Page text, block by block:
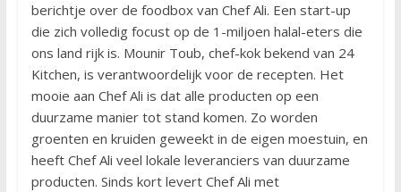
berichtje over de foodbox van Chef Ali. Een start-up
die zich volledig focust op de 1-miljoen halal-eters die
ons land rijk is. Mounir Toub, chef-kok bekend van 24
Kitchen, is verantwoordelijk voor de recepten. Het
mooie aan Chef Ali is dat alle producten op een
duurzame manier tot stand komen. Zo worden
groenten en kruiden geweekt in de eigen moestuin, en
heeft Chef Ali veel lokale leveranciers van duurzame
producten. Sinds kort levert Chef Ali met